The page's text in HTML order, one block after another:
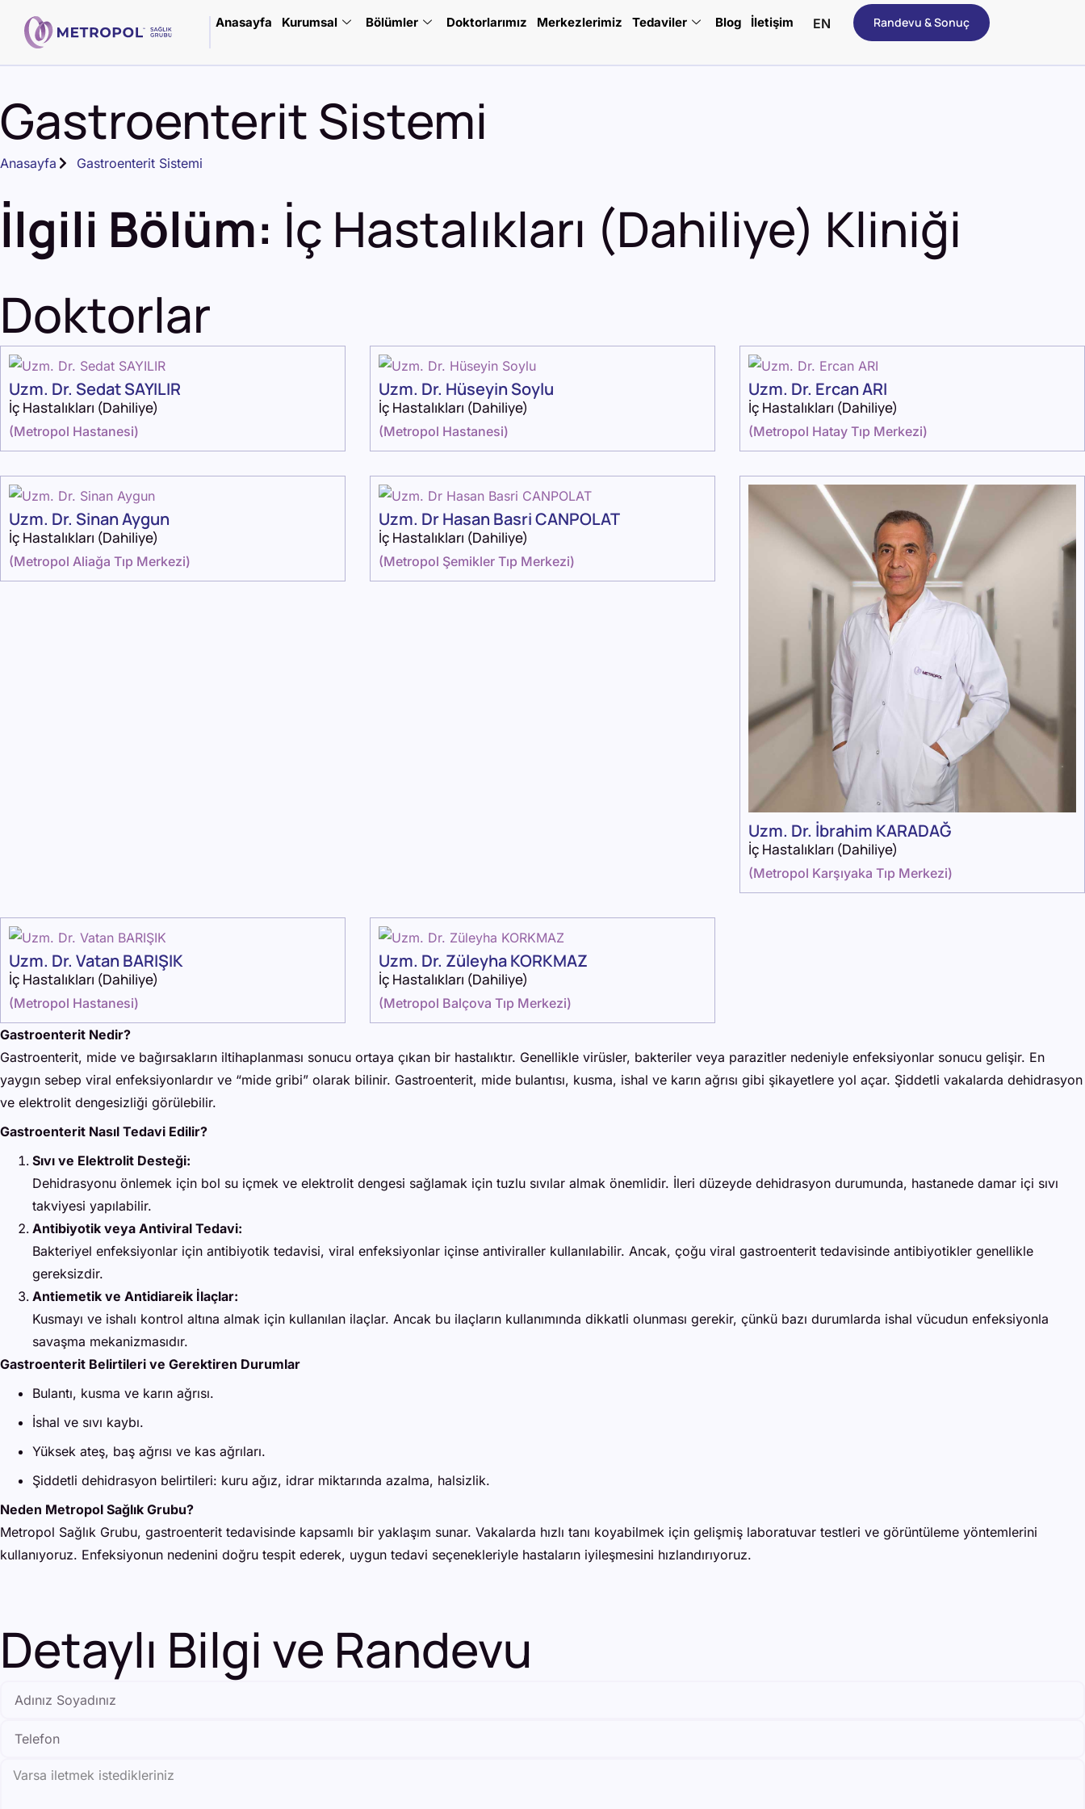
Anasayfa Kurumsal Bölümler Doktorlarımız Merkezlerimiz Tedaviler Blog İletişim EN Randevu & Sonuç
Gastroenterit Sistemi
Anasayfa Gastroenterit Sistemi
İlgili Bölüm: İç Hastalıkları (Dahiliye) Kliniği
Doktorlar
Uzm. Dr. Sedat SAYILIR
İç Hastalıkları (Dahiliye)
(Metropol Hastanesi)
Uzm. Dr. Hüseyin Soylu
İç Hastalıkları (Dahiliye)
(Metropol Hastanesi)
Uzm. Dr. Ercan ARI
İç Hastalıkları (Dahiliye)
(Metropol Hatay Tıp Merkezi)
Uzm. Dr. Sinan Aygun
İç Hastalıkları (Dahiliye)
(Metropol Aliağa Tıp Merkezi)
Uzm. Dr Hasan Basri CANPOLAT
İç Hastalıkları (Dahiliye)
(Metropol Şemikler Tıp Merkezi)
Uzm. Dr. İbrahim KARADAĞ
İç Hastalıkları (Dahiliye)
(Metropol Karşıyaka Tıp Merkezi)
Uzm. Dr. Vatan BARIŞIK
İç Hastalıkları (Dahiliye)
(Metropol Hastanesi)
Uzm. Dr. Züleyha KORKMAZ
İç Hastalıkları (Dahiliye)
(Metropol Balçova Tıp Merkezi)
Gastroenterit Nedir?
Gastroenterit, mide ve bağırsakların iltihaplanması sonucu ortaya çıkan bir hastalıktır. Genellikle virüsler, bakteriler veya parazitler nedeniyle enfeksiyonlar sonucu gelişir. En
yaygın sebep viral enfeksiyonlardır ve “mide gribi” olarak bilinir. Gastroenterit, mide bulantısı, kusma, ishal ve karın ağrısı gibi şikayetlere yol açar. Şiddetli vakalarda dehidrasyon
ve elektrolit dengesizliği görülebilir.
Gastroenterit Nasıl Tedavi Edilir?
Sıvı ve Elektrolit Desteği:
Dehidrasyonu önlemek için bol su içmek ve elektrolit dengesi sağlamak için tuzlu sıvılar almak önemlidir. İleri düzeyde dehidrasyon durumunda, hastanede damar içi sıvı
takviyesi yapılabilir.
Antibiyotik veya Antiviral Tedavi:
Bakteriyel enfeksiyonlar için antibiyotik tedavisi, viral enfeksiyonlar içinse antiviraller kullanılabilir. Ancak, çoğu viral gastroenterit tedavisinde antibiyotikler genellikle
gereksizdir.
Antiemetik ve Antidiareik İlaçlar:
Kusmayı ve ishalı kontrol altına almak için kullanılan ilaçlar. Ancak bu ilaçların kullanımında dikkatli olunması gerekir, çünkü bazı durumlarda ishal vücudun enfeksiyonla
savaşma mekanizmasıdır.
Gastroenterit Belirtileri ve Gerektiren Durumlar
Bulantı, kusma ve karın ağrısı.
İshal ve sıvı kaybı.
Yüksek ateş, baş ağrısı ve kas ağrıları.
Şiddetli dehidrasyon belirtileri: kuru ağız, idrar miktarında azalma, halsizlik.
Neden Metropol Sağlık Grubu?
Metropol Sağlık Grubu, gastroenterit tedavisinde kapsamlı bir yaklaşım sunar. Vakalarda hızlı tanı koyabilmek için gelişmiş laboratuvar testleri ve görüntüleme yöntemlerini
kullanıyoruz. Enfeksiyonun nedenini doğru tespit ederek, uygun tedavi seçenekleriyle hastaların iyileşmesini hızlandırıyoruz.
Detaylı Bilgi ve Randevu